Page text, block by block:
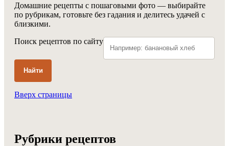
Домашние рецепты с пошаговыми фото — выбирайте
по рубрикам, готовьте без гадания и делитесь удачей с
близкими.
Поиск рецептов по сайту
Найти
Вверх страницы
Рубрики рецептов